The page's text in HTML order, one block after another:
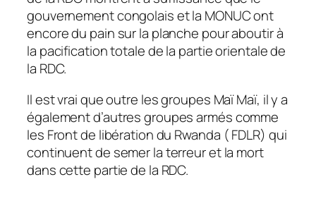
gouvernement congolais et la MONUC ont
encore du pain sur la planche pour aboutir à
la pacification totale de la partie orientale de
la RDC.
Il est vrai que outre les groupes Maï Maï, il y a
également d’autres groupes armés comme
les Front de libération du Rwanda ( FDLR) qui
continuent de semer la terreur et la mort
dans cette partie de la RDC.